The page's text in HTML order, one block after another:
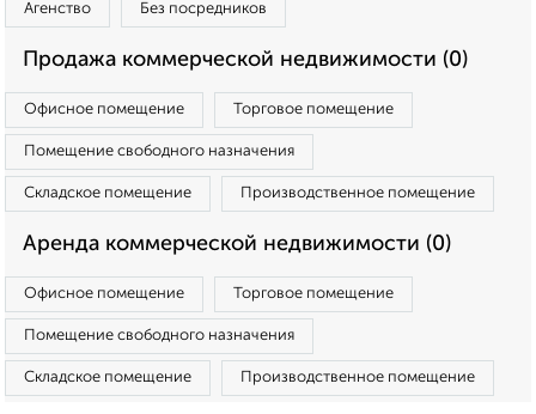
Агенство Без посредников
Продажа коммерческой недвижимости (0)
Офисное помещение Торговое помещение
Помещение свободного назначения
Складское помещение Производственное помещение
Аренда коммерческой недвижимости (0)
Офисное помещение Торговое помещение
Помещение свободного назначения
Складское помещение Производственное помещение